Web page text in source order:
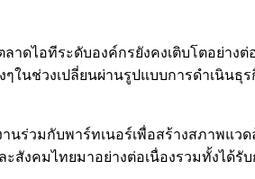
ลาดไอทีระดับองค์กรยังคงเติบโตอย่าง
นช่วงเปลี่ยนผ่านรูปแบบการดำเนินธุร
นร่วมกับพาร์ทเนอร์เพื่อสร้างสภาพแว
สังคมไทยมาอย่างต่อเนื่องรวมทั้งได้รั